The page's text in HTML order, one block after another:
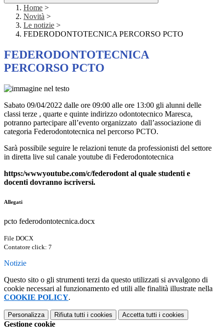
Home >
Novità >
Le notizie >
FEDERODONTOTECNICA PERCORSO PCTO
FEDERODONTOTECNICA
PERCORSO PCTO
Sabato 09/04/2022 dalle ore 09:00 alle ore 13:00 gli alunni delle
classi terze , quarte e quinte indirizzo odontotecnico Maresca,
potranno partecipare all’evento organizzato dall’associazione di
categoria Federodontotecnica nel percorso PCTO.
Sarà possibile seguire le relazioni tenute da professionisti del settore
in diretta live sul canale youtube di Federodontotecnica
https:/wwwyoutube.com/c/federodont al quale studenti e
docenti dovranno iscriversi.
Allegati
pcto federodontotecnica.docx
File DOCX
Contatore click: 7
Notizie
Questo sito o gli strumenti terzi da questo utilizzati si avvalgono di
cookie necessari al funzionamento ed utili alle finalità illustrate nella
COOKIE POLICY.
Personalizza Rifiuta tutti i cookies Accetta tutti i cookies
Gestione cookie